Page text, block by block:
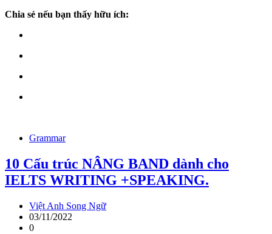
Chia sẻ nếu bạn thấy hữu ích:
Grammar
10 Cấu trúc NÂNG BAND dành cho
IELTS WRITING +SPEAKING.
Việt Anh Song Ngữ
03/11/2022
0